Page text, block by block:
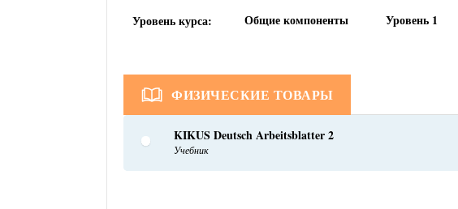
Уровень курса: Общие компоненты Уровень 1
ФИЗИЧЕСКИЕ ТОВАРЫ
KIKUS Deutsch Arbeitsblatter 2
Учебник